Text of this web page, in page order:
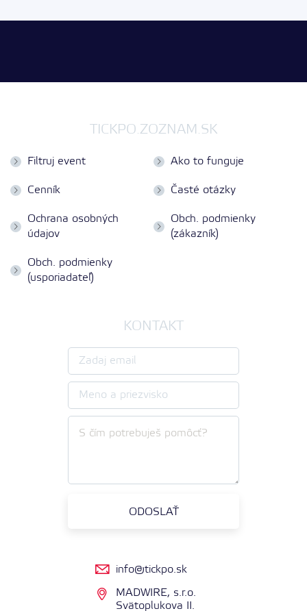
TICKPO.ZOZNAM.SK
Filtruj event Ako to funguje
Cenník Časté otázky
Ochrana osobných
údajov
Obch. podmienky
(zákazník)
Obch. podmienky
(usporiadateľ)
KONTAKT
info@tickpo.sk
MADWIRE, s.r.o.
Svätoplukova II.